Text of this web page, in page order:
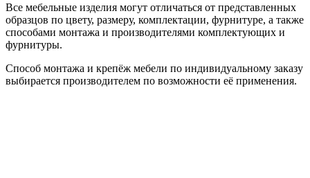
Все мебельные изделия могут отличаться от представленных
образцов по цвету, размеру, комплектации, фурнитуре, а также
способами монтажа и производителями комплектующих и
фурнитуры.
Способ монтажа и крепёж мебели по индивидуальному заказу
выбирается производителем по возможности её применения.